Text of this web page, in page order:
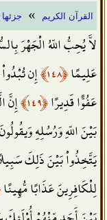
القرآن الكريم » جزئها ٦
لاَّ يُحِبُّ اللّهُ الْجَهْرَ
عَلِيمًا﴿١٤٨﴾
إِن
عَفُوًّا قَدِيرًا﴿١٤٩﴾
إِنَّ
بَيْنَ اللّهِ وَرُسُلِهِ
يَتَّخِذُواْ بَيْنَ ذَلِكَ
لِلْكَافِرِينَ عَذَابًا مُّهِينًا